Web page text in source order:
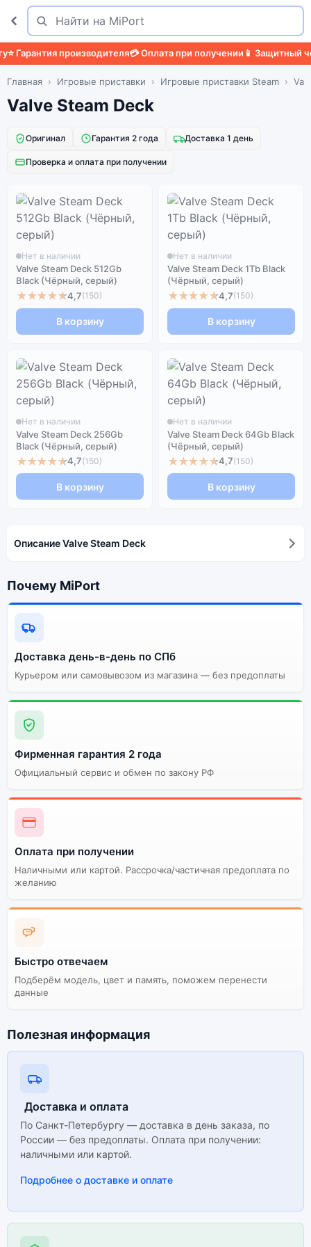
Поиск
Найти
Гарантия производителя💳 Оплата при получении📱 Защитный
Главная Игровые приставки Игровые приставки Steam
Valve Steam Deck
Оригинал Гарантия 2 года Доставка 1 день
Проверка и оплата при получении
Нет в наличии
Valve Steam Deck 512Gb
Black (Чёрный, серый)
★★★★★4,7(150)
В корзину
Нет в наличии
Valve Steam Deck 1Tb Black
(Чёрный, серый)
★★★★★4,7(150)
В корзину
Нет в наличии
Valve Steam Deck 256Gb
Black (Чёрный, серый)
★★★★★4,7(150)
В корзину
Нет в наличии
Valve Steam Deck 64Gb Black
(Чёрный, серый)
★★★★★4,7(150)
В корзину
Описание Valve Steam Deck
Почему MiPort
Доставка день-в-день по СПб
Курьером или самовывозом из магазина — без предоплаты
Фирменная гарантия 2 года
Официальный сервис и обмен по закону РФ
Оплата при получении
Наличными или картой. Рассрочка/частичная предоплата по
желанию
Быстро отвечаем
Подберём модель, цвет и память, поможем перенести
данные
Полезная информация
Доставка и оплата
По Санкт-Петербургу — доставка в день заказа, по
России — без предоплаты. Оплата при получении:
наличными или картой.
Подробнее о доставке и оплате